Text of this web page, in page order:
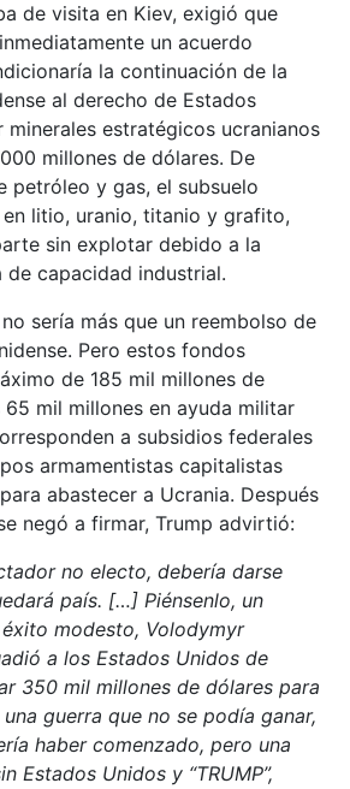
de visita en Kiev, exigió que
un acuerdo
la continuación de la
al derecho de Estados
minerales estratégicos ucranianos
millones de dólares. De
petróleo y gas, el subsuelo
litio, uranio, titanio y grafito,
sin explotar debido a la
capacidad industrial.
sería más que un reembolso de
Pero estos fondos
de 185 mil millones de
mil millones en ayuda militar
a subsidios federales
armamentistas capitalistas
abastecer a Ucrania. Después
negó a firmar, Trump advirtió:
no electo, debería darse
país. […] Piénsenlo, un
modesto, Volodymyr
a los Estados Unidos de
350 mil millones de dólares para
guerra que no se podía ganar,
haber comenzado, pero una
Estados Unidos y “TRUMP”,